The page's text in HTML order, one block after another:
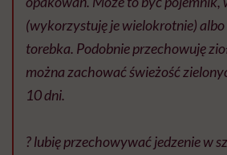
(wykorzystuję je wielokrotnie)
torebka. Podobnie przechowuję
można zachować świeżość
10 dni.⠀
? lubię przechowywać jedzenie w